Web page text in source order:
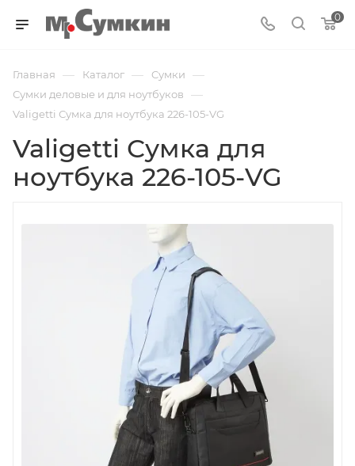
0
Главная — Каталог — Cумки —
Сумки деловые и для ноутбуков —
Valigetti Сумка для ноутбука 226-105-VG
Valigetti Сумка для
ноутбука 226-105-VG